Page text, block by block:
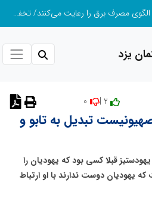
۸۳ درصد مشترکین استان تهران الگوی مصرف برق را رعایت می‌کنند/ تخفیف ۳۰ درصدی به ۷۲۲ هزار مشترک تهرانی
یزد
تبدیل به تابو و
قبلا کسی بود که یهودیان را
دوست ندارند با او ارتباط